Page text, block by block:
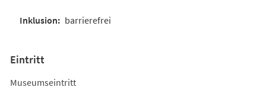
barrierefrei
Eintritt
Museumseintritt